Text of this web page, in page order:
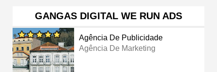
GANGAS DIGITAL WE RUN ADS
Agência De Publicidade
Agência De Marketing